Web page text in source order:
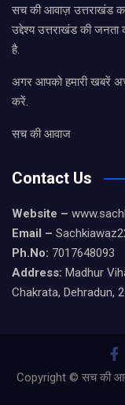
सच की आवाज़ उत्तराखंड
उद्देश्य उत्तराखंड की
है.
अगर आपको हमारी खबरें
करें.
सच की आवाज
Contact Us
Website –
Email –
Ph.No: 7017648093
Address: Madhur
Chakrata, Dehradun,
Copyright © सच की